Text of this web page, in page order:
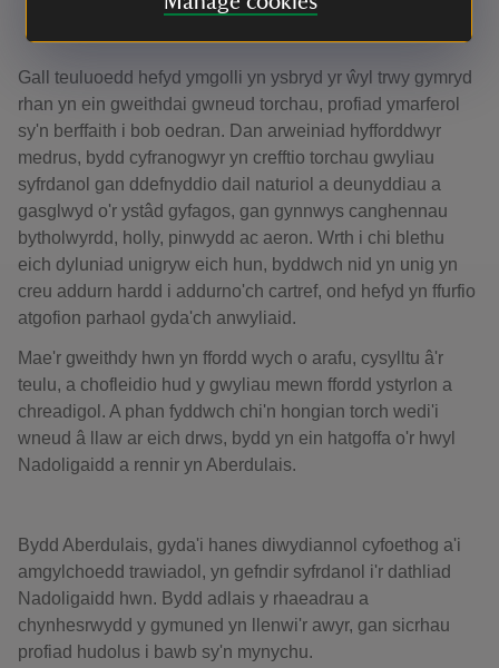
Gall teuluoedd hefyd ymgolli yn ysbryd yr ŵyl trwy gymryd
rhan yn ein gweithdai gwneud torchau, profiad ymarferol
sy'n berffaith i bob oedran. Dan arweiniad hyfforddwyr
medrus, bydd cyfranogwyr yn crefftio torchau gwyliau
syfrdanol gan ddefnyddio dail naturiol a deunyddiau a
gasglwyd o'r ystâd gyfagos, gan gynnwys canghennau
bytholwyrdd, holly, pinwydd ac aeron. Wrth i chi blethu
eich dyluniad unigryw eich hun, byddwch nid yn unig yn
creu addurn hardd i addurno'ch cartref, ond hefyd yn ffurfio
atgofion parhaol gyda'ch anwyliaid.
Mae'r gweithdy hwn yn ffordd wych o arafu, cysylltu â'r
teulu, a chofleidio hud y gwyliau mewn ffordd ystyrlon a
chreadigol. A phan fyddwch chi'n hongian torch wedi'i
wneud â llaw ar eich drws, bydd yn ein hatgoffa o'r hwyl
Nadoligaidd a rennir yn Aberdulais.
Bydd Aberdulais, gyda'i hanes diwydiannol cyfoethog a'i
amgylchoedd trawiadol, yn gefndir syfrdanol i'r dathliad
Nadoligaidd hwn. Bydd adlais y rhaeadrau a
chynhesrwydd y gymuned yn llenwi'r awyr, gan sicrhau
profiad hudolus i bawb sy'n mynychu.